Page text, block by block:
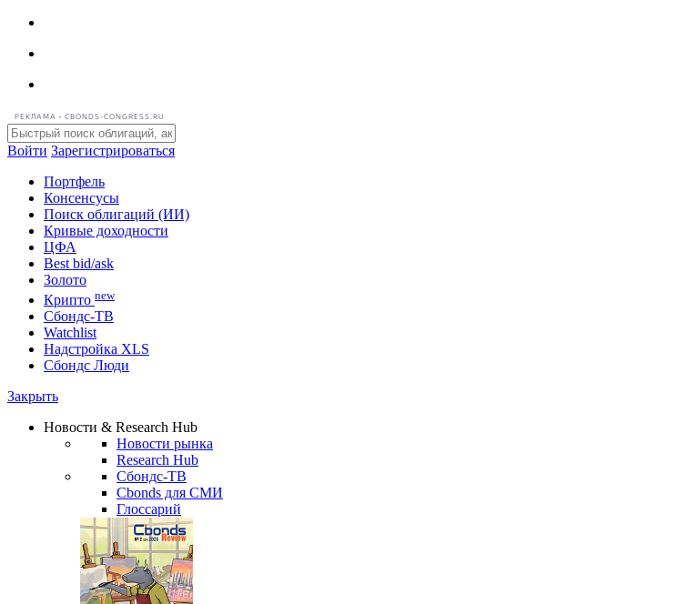
РЕКЛАМА • CBONDS-CONGRESS.RU
Войти Зарегистрироваться
Портфель
Консенсусы
Поиск облигаций (ИИ)
Кривые доходности
ЦФА
Best bid/ask
Золото
Криптоnew
Сбондс-ТВ
Надстройка XLS
Сбондс Люди
Новости & Research Hub
Новости рынка
Research Hub
Сбондс-ТВ
Cbonds для СМИ
Глоссарий